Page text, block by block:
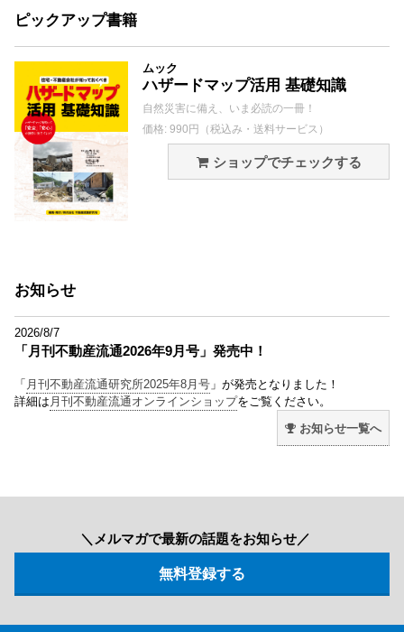
ピックアップ書籍
ムック
ハザードマップ活用 基礎知識
自然災害に備え、いま必読の一冊！
価格: 990円（税込み・送料サービス）
ショップでチェックする
お知らせ
2026/8/7
「月刊不動産流通2026年9月号」発売中！
「 月刊不動産流通研究所2025年8月号 」が発売となりました！
詳細は 月刊不動産流通オンラインショップをご覧ください。
お知らせ一覧へ
＼メルマガで最新の話題をお知らせ／